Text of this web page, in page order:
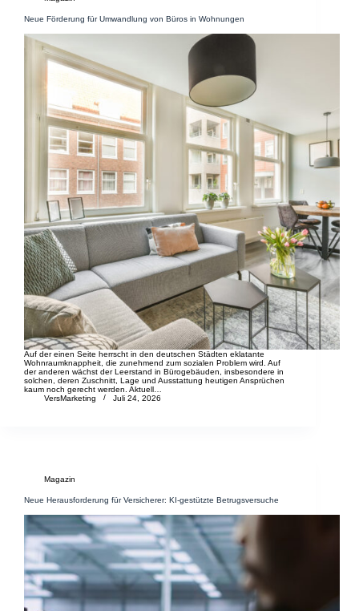
Neue Förderung für Umwandlung von Büros in Wohnungen
Auf der einen Seite herrscht in den deutschen Städten eklatante
Wohnraumknappheit, die zunehmend zum sozialen Problem wird. Auf
der anderen wächst der Leerstand in Bürogebäuden, insbesondere in
solchen, deren Zuschnitt, Lage und Ausstattung heutigen Ansprüchen
kaum noch gerecht werden. Aktuell…
VersMarketing
Juli 24, 2026
Magazin
Neue Herausforderung für Versicherer: KI-gestützte Betrugsversuche